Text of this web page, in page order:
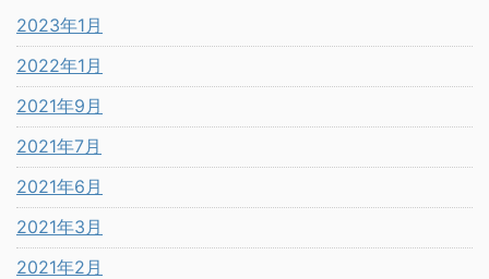
2023年1月
2022年1月
2021年9月
2021年7月
2021年6月
2021年3月
2021年2月